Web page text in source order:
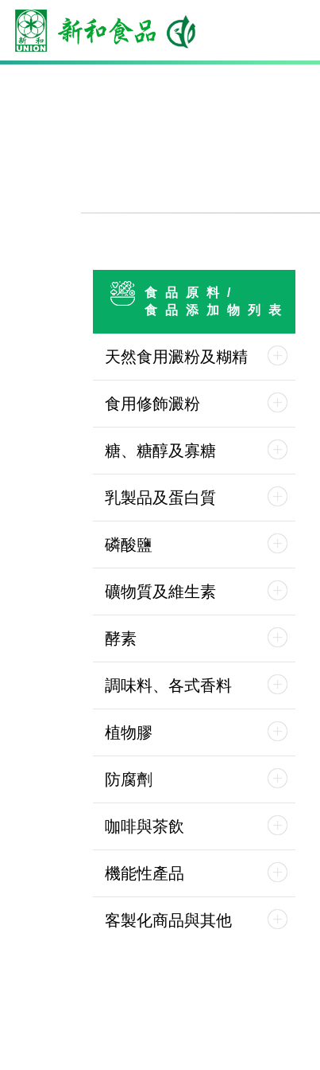
食品原料/
食品添加物列表
天然食用澱粉及糊精
食用修飾澱粉
糖、糖醇及寡糖
乳製品及蛋白質
磷酸鹽
礦物質及維生素
酵素
調味料、各式香料
植物膠
防腐劑
咖啡與茶飲
機能性產品
客製化商品與其他